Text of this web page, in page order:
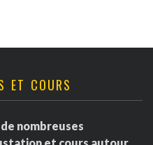
ET COURS
nombreuses